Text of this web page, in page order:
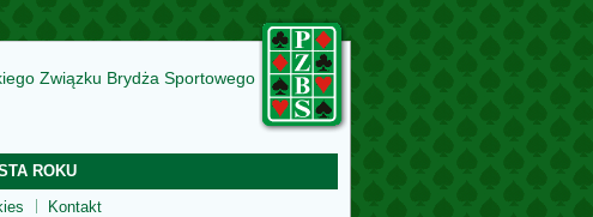
Związku Brydża Sportowego
ROKU
Kontakt